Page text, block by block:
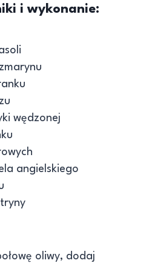
i wykonanie:
wędzonej
angielskiego
oliwy, dodaj